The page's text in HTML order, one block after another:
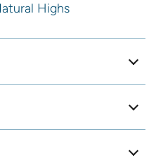
Highs